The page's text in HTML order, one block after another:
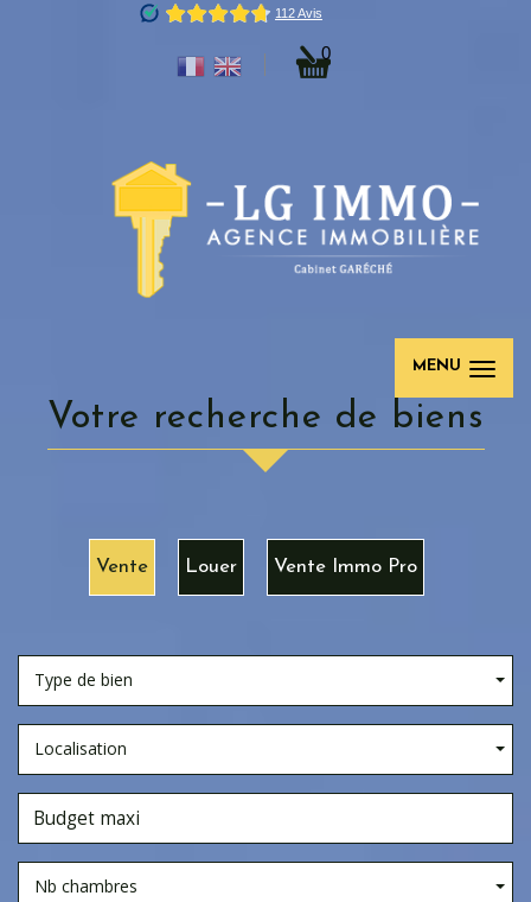
0
MENU
votre recherche de biens
Vente Louer Vente Immo Pro
Type de bien
Localisation
Nb chambres